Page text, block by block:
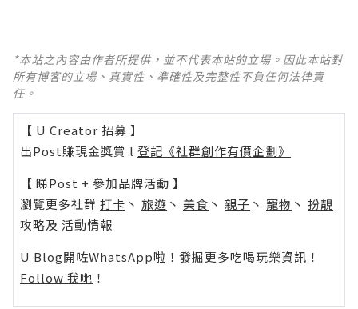
*本站之內容由作者所提供，並不代表本站的立場。因此本站對
所有博客的立場、真實性、準確性及完整性不負任何法律責
任。
【 U Creator 招募 】
出Post賺現金獎賞 l 登記《社群創作有價企劃》
【 睇Post + 參加品牌活動 】
瀏覽更多社群 打卡 丶 旅遊 丶 美食 丶 親子 丶 寵物 丶 扮靚
攻略及 活動情報
U Blog開咗WhatsApp啦！發掘更多吃喝玩樂資訊！
Follow 我哋 ！